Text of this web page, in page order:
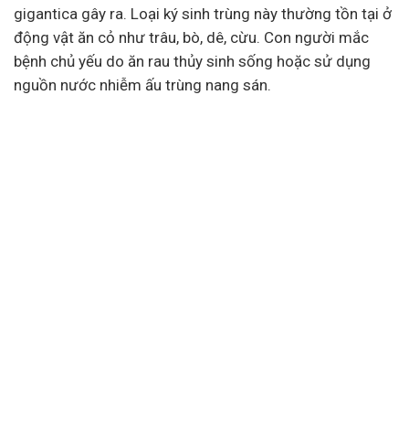
gigantica gây ra. Loại ký sinh trùng này thường tồn tại ở
động vật ăn cỏ như trâu, bò, dê, cừu. Con người mắc
bệnh chủ yếu do ăn rau thủy sinh sống hoặc sử dụng
nguồn nước nhiễm ấu trùng nang sán.